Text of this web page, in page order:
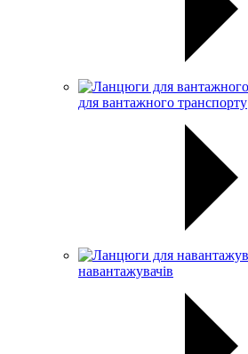
для вантажного транспорту
навантажувачів